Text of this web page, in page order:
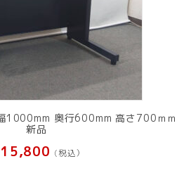
1000mm 奥行600mm 高さ700ｍｍ
新品
15,800 (税込）